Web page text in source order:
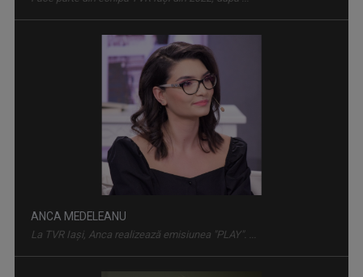
INVITAȚIE LA SPECTACOL
Spectacole de teatru, operă, balet, muzică ...
ACCENT REGIONAL
ANCA MEDELEANU
La TVR Iaşi, Anca realizează emisiunea "PLAY". ...